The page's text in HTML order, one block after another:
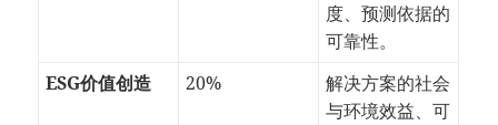
度、预测依据的
可靠性。
ESG价值创造
20%
解决方案的社会
与环境效益、可